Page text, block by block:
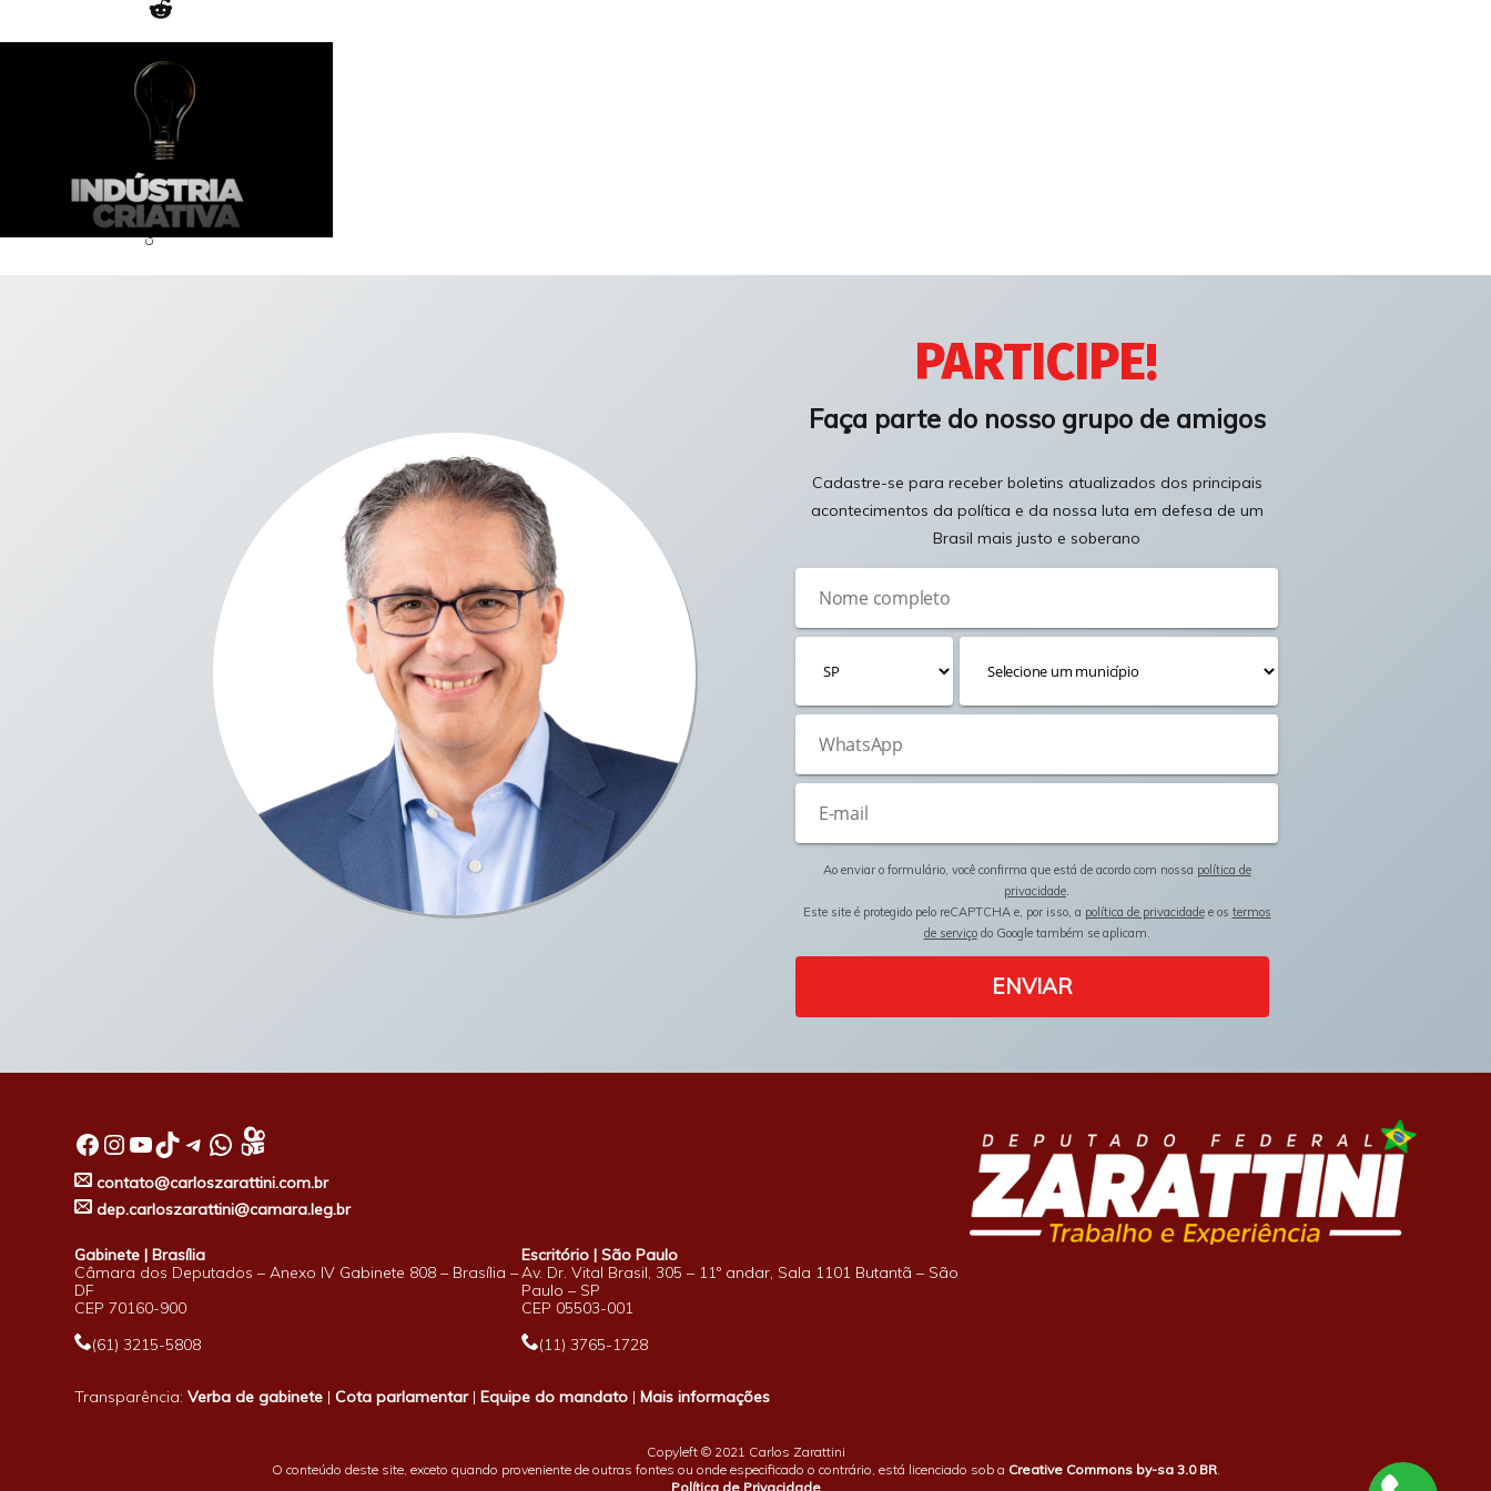
PARTICIPE!
Faça parte do nosso grupo de amigos
Cadastre-se para receber boletins atualizados dos principais
acontecimentos da política e da nossa luta em defesa de um
Brasil mais justo e soberano
Ao enviar o formulário, você confirma que está de acordo com nossa política de
privacidade
Este site é protegido pelo reCAPTCHA e, por isso, a política de privacidadee os termos
de serviçodo Google também se aplicam.
ENVIAR
Facebook InstagramYoutube TikTok Telegram WhatsApp
contato@carloszarattini.com.br
dep.carloszarattini@camara.leg.br
Gabinete | Brasília
Câmara dos Deputados – Anexo IV Gabinete 808 – Brasília –
DF
CEP 70160-900
(61) 3215-5808
Escritório | São Paulo
Av. Dr. Vital Brasil, 305 – 11º andar, Sala 1101 Butantã – São
Paulo – SP
CEP 05503-001
(11) 3765-1728
Transparência:Verba de gabinete |Cota parlamentar|Equipe do mandato |Mais informações
Copyleft © 2021 Carlos Zarattini
O conteúdo deste site, exceto quando proveniente de outras fontes ou onde especificado o contrário, está licenciado sob a Creative Commons by-sa 3.0 BR.
Política de Privacidade